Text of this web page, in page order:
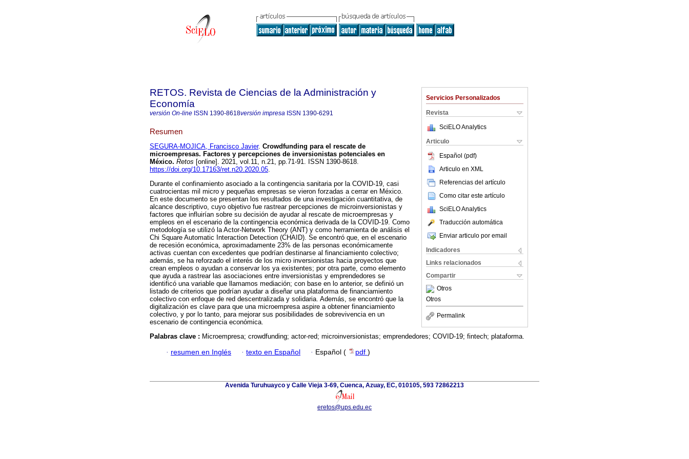
Servicios Personalizados
Revista
SciELO Analytics
Articulo
Español (pdf)
Articulo en XML
Referencias del artículo
Como citar este artículo
SciELO Analytics
Traducción automática
Enviar articulo por email
Indicadores
Links relacionados
Compartir
Otros
Otros
Permalink
RETOS. Revista de Ciencias de la Administración y
Economía
versión On-line ISSN 1390-8618versión impresa ISSN 1390-6291
Resumen
SEGURA-MOJICA, Francisco Javier. Crowdfunding para el rescate de
microempresas. Factores y percepciones de inversionistas potenciales en
México. Retos [online]. 2021, vol.11, n.21, pp.71-91. ISSN 1390-8618.
https://doi.org/10.17163/ret.n20.2020.05.
Durante el confinamiento asociado a la contingencia sanitaria por la COVID-19, casi
cuatrocientas mil micro y pequeñas empresas se vieron forzadas a cerrar en México.
En este documento se presentan los resultados de una investigación cuantitativa, de
alcance descriptivo, cuyo objetivo fue rastrear percepciones de microinversionistas y
factores que influirían sobre su decisión de ayudar al rescate de microempresas y
empleos en el escenario de la contingencia económica derivada de la COVID-19. Como
metodología se utilizó la Actor-Network Theory (ANT) y como herramienta de análisis el
Chi Square Automatic Interaction Detection (CHAID). Se encontró que, en el escenario
de recesión económica, aproximadamente 23% de las personas económicamente
activas cuentan con excedentes que podrían destinarse al financiamiento colectivo;
además, se ha reforzado el interés de los micro inversionistas hacia proyectos que
crean empleos o ayudan a conservar los ya existentes; por otra parte, como elemento
que ayuda a rastrear las asociaciones entre inversionistas y emprendedores se
identificó una variable que llamamos mediación; con base en lo anterior, se definió un
listado de criterios que podrían ayudar a diseñar una plataforma de financiamiento
colectivo con enfoque de red descentralizada y solidaria. Además, se encontró que la
digitalización es clave para que una microempresa aspire a obtener financiamiento
colectivo, y por lo tanto, para mejorar sus posibilidades de sobrevivencia en un
escenario de contingencia económica.
Palabras clave : Microempresa; crowdfunding; actor-red; microinversionistas; emprendedores; COVID-19; fintech; plataforma.
· resumen en Inglés · texto en Español · Español ( pdf )
Avenida Turuhuayco y Calle Vieja 3-69, Cuenca, Azuay, EC, 010105, 593 72862213
eretos@ups.edu.ec